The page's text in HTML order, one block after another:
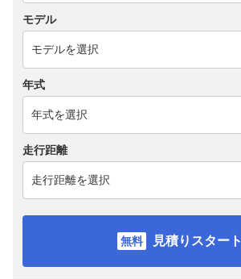
モデル
年式
走行距離
見積りスタート